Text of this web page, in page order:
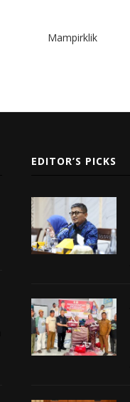
Mampirklik
EDITOR’S PICKS